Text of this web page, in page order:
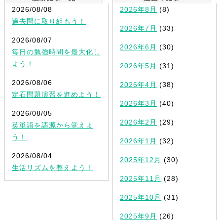
2026/08/08
過去問に取り組もう！
2026/08/07
毎日の勉強時間を最大化し
よう！
2026/08/06
定石問題演習を進めよう！
2026/08/05
英単語を語源から覚えよ
う！
2026/08/04
生活リズムを整えよう！
2026年8月 (8)
2026年7月 (33)
2026年6月 (30)
2026年5月 (31)
2026年4月 (38)
2026年3月 (40)
2026年2月 (29)
2026年1月 (32)
2025年12月 (30)
2025年11月 (28)
2025年10月 (31)
2025年9月 (26)